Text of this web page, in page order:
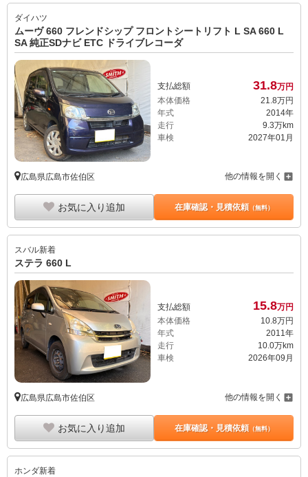
ダイハツ
ムーヴ 660 フレンドシップ フロントシートリフト L SA 660 L
SA 純正SDナビ ETC ドライブレコーダ
支払総額 31.8万円
本体価格
21. 8万円
年式
2014年
走行
9.3万km
車検
2027年01月
広島県広島市佐伯区 他の情報を開く
お気に入り追加 在庫確認・見積依頼（無料）
スバル新着
ステラ 660 L
支払総額 15.8万円
本体価格
10.8万円
年式
2011年
走行
10.0万km
車検
2026年09月
広島県広島市佐伯区 他の情報を開く
お気に入り追加 在庫確認・見積依頼（無料）
ホンダ新着